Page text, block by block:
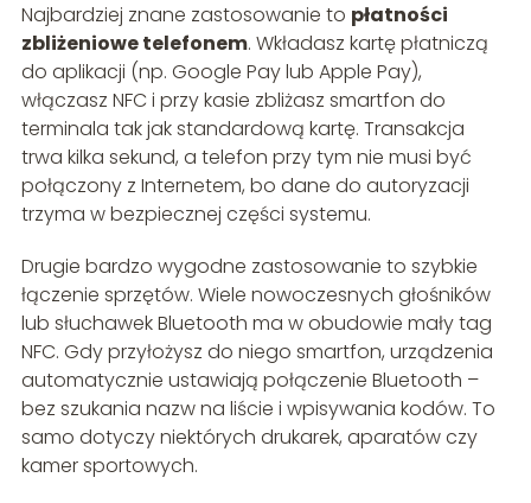
Najbardziej znane zastosowanie to płatności
zbliżeniowe telefonem. Wkładasz kartę płatniczą
do aplikacji (np. Google Pay lub Apple Pay),
włączasz NFC i przy kasie zbliżasz smartfon do
terminala tak jak standardową kartę. Transakcja
trwa kilka sekund, a telefon przy tym nie musi być
połączony z Internetem, bo dane do autoryzacji
trzyma w bezpiecznej części systemu.
Drugie bardzo wygodne zastosowanie to szybkie
łączenie sprzętów. Wiele nowoczesnych głośników
lub słuchawek Bluetooth ma w obudowie mały tag
NFC. Gdy przyłożysz do niego smartfon, urządzenia
automatycznie ustawiają połączenie Bluetooth –
bez szukania nazw na liście i wpisywania kodów. To
samo dotyczy niektórych drukarek, aparatów czy
kamer sportowych.